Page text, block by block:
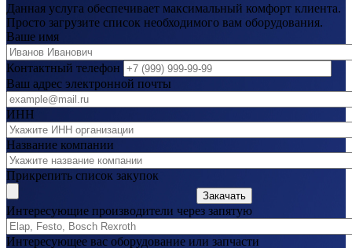
Данная услуга обеспечивает максимальный комфорт клиента.
Просто загрузите список необходимого вам оборудования.
Ваше имя
Контактный телефон
Ваш адрес электронной почты
ИНН
Название компании
Прикрепить список закупок
Закачать
Интересующие производители через запятую
Интересующее вас оборудование или запчасти